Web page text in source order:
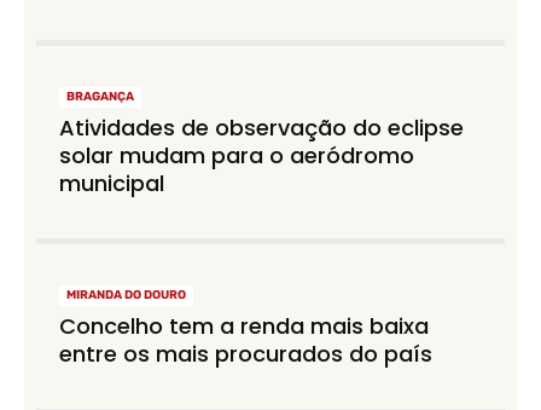
BRAGANÇA
Atividades de observação do eclipse
solar mudam para o aeródromo
municipal
MIRANDA DO DOURO
Concelho tem a renda mais baixa
entre os mais procurados do país